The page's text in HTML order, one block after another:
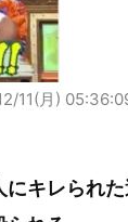
11(月)
キレられ